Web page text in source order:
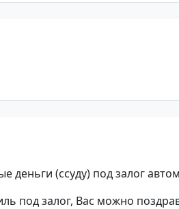
(ссуду) под залог
под залог, Вас можно